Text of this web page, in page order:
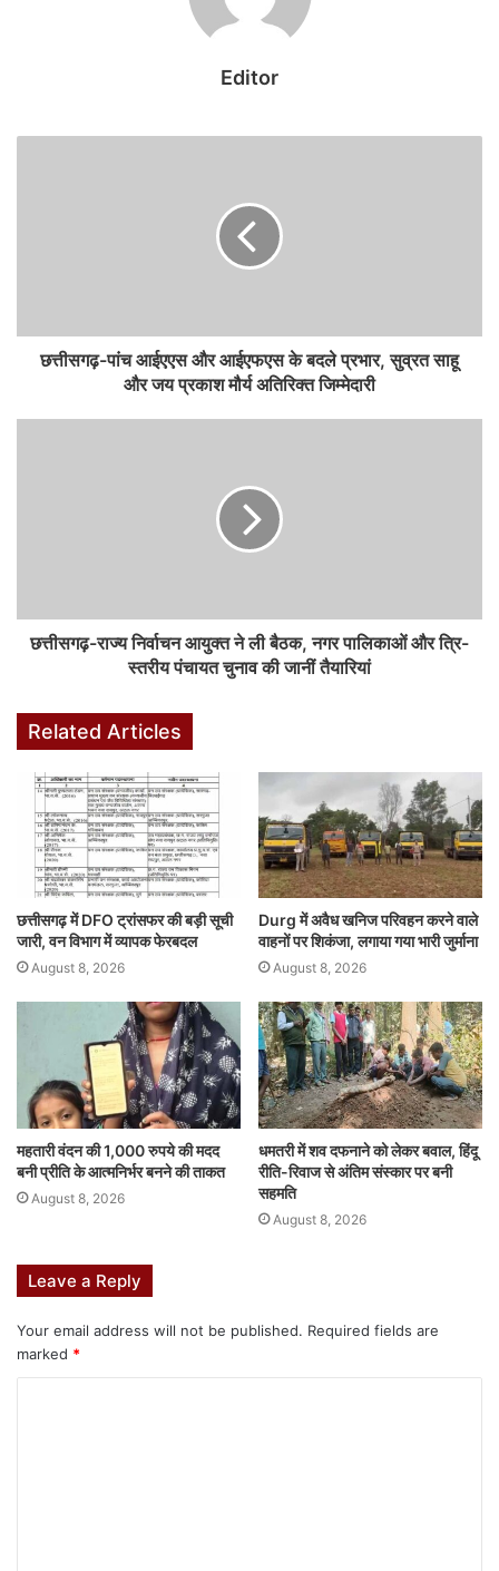
समय सीमा में करने निर्देशित किया गया। बैठक में चुनावों में इस्तेमाल की जाने वाली
विस्तार से चर्चा हुई। निर्वाचन आयुक्त अजय सिंह ने कहा कि नगरीय निकाय
सी हेतु एक प्रभारी अधिकारी की नियुक्ति की जाए तथा इस कार्य हेतु आवश्यक
कराया जाए तथा यह सुनिश्चित करें कि एफ एल सी की प्रक्रिया प्रतिदिन समय पर
प्रारंभ हो एवं निर्धारित तिथि तक पूर्ण कर ली जाए। आयोग के सचिव डॉ. सर्वेश्वर
उपयोग किए जाने वाले ईव्हीएम मल्टी वोट मल्टी पोस्ट प्रकार की है। उन्होंने कहा
कि नवगठित जिलों को उनके पेरेंट जिलों से ईव्हीएम आवश्यकता अनुसार प्रदाय
किया जाएगा। राज्य निर्वाचन आयुक्त ने अधिकारियों को आगामी चुनाव प्रक्रिया को
जाएगी। इस बैठक के माध्यम से नगरीय निकाय और त्रि-स्तरीय पंचायत चुनावों की
तैयारियों की विस्तृत समीक्षा की गई। सभी जिला के निर्वाचन अधिकारियों ने बैठक में
अपने-अपने जिलों की तैयारियों की अद्यतन स्थिति से अवगत कराया और कहा कि
F
c
e
b
o
o
k
W
at
s
A
p
p
X Li
n
k
e
dI
n
M
e
er
T
u
r
Pi
nt
st
S
h
Editor
छत्तीसगढ़-पांच आईएएस और आईएफएस के बदले प्रभार, सुव्रत साहू
और जय प्रकाश मौर्य अतिरिक्त जिम्मेदारी
छत्तीसगढ़-राज्य निर्वाचन आयुक्त ने ली बैठक, नगर पालिकाओं और त्रि-
स्तरीय पंचायत चुनाव की जानीं तैयारियां
Related Articles
छत्तीसगढ़ में DFO ट्रांसफर की बड़ी सूची
जारी, वन विभाग में व्यापक फेरबदल
August 8, 2026
Durg में अवैध खनिज परिवहन करने वाले
वाहनों पर शिकंजा, लगाया गया भारी जुर्माना
August 8, 2026
महतारी वंदन की 1,000 रुपये की मदद
बनी प्रीति के आत्मनिर्भर बनने की ताकत
August 8, 2026
धमतरी में शव दफनाने को लेकर बवाल, हिंदू
रीति-रिवाज से अंतिम संस्कार पर बनी
सहमति
August 8, 2026
Leave a Reply
Your email address will not be published. Required fields are
marked *